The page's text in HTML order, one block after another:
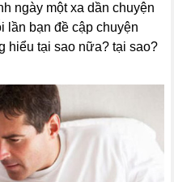
ngày một xa dần chuyện
lần bạn đề cập chuyện
hiểu tại sao nữa? tại sao?